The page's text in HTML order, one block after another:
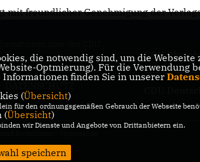
freundlicher Genehmigung der
über den CDU
CDU
die notwendig sind, um die
Optmierung). Für die
finden Sie in unserer
(Übersicht)
für den ordnungsgemäßen Gebrauch der Webseite
(Übersicht)
wir Dienste und Angebote von Drittanbietern ein.
speichern